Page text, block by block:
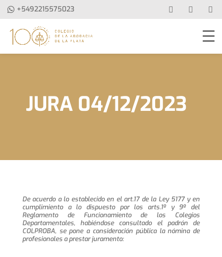
+5492215575023
JURA 04/12/2023
De acuerdo a lo establecido en el art.17 de la Ley 5177 y en
cumplimiento a lo dispuesto por los arts.1º y 9º del
Reglamento de Funcionamiento de los Colegios
Departamentales, habiéndose consultado el padrón de
COLPROBA, se pone a consideración pública la nómina de
profesionales a prestar juramento: